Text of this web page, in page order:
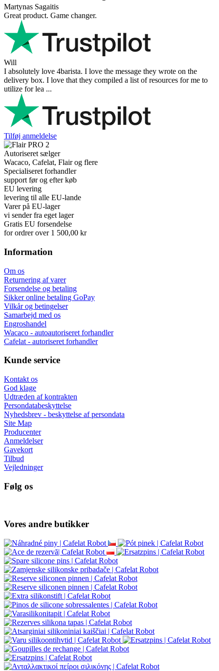
Martynas Sagaitis
Great product. Game changer.
Will
I absolutely love 4barista. I love the message they wrote on the
delivery box. I love that they compiled a list of resources for me to
utilize for lea ...
Tilføj anmeldelse
Autoriseret sælger
Wacaco, Cafelat, Flair og flere
Specialiseret forhandler
support før og efter køb
EU levering
levering til alle EU-lande
Varer på EU-lager
vi sender fra eget lager
Gratis EU forsendelse
for ordrer over 1 500,00 kr
Information
Om os
Returnering af varer
Forsendelse og betaling
Sikker online betaling GoPay
Vilkår og betingelser
Samarbejd med os
Engroshandel
Wacaco - autoautoriseret forhandler
Cafelat - autoriseret forhandler
Kunde service
Kontakt os
God klage
Udtræden af kontrakten
Persondatabeskyttelse
Nyhedsbrev - beskyttelse af persondata
Site Map
Producenter
Anmeldelser
Gavekort
Tilbud
Vejledninger
Følg os
Vores andre butikker